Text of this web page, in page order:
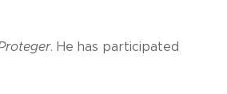
. He has participated